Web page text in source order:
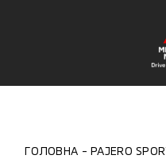
ГОЛОВНА PAJERO